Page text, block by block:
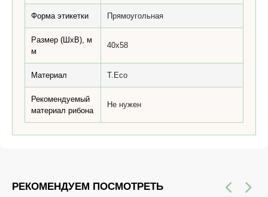
Форма этикетки Прямоугольная
Размер (ШхВ), м
м
40x58
Материал T.Eco
Рекомендуемый
материал рибона
Не нужен
РЕКОМЕНДУЕМ ПОСМОТРЕТЬ